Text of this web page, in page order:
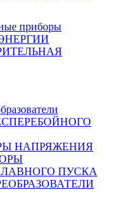
приборы
НАПРЯЖЕНИЯ
ПУСКА